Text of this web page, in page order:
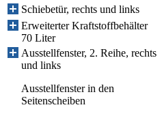
Schiebetür, rechts und links
Erweiterter Kraftstoffbehälter
70 Liter
Ausstellfenster, 2. Reihe, rechts
und links
Ausstellfenster in den
Seitenscheiben